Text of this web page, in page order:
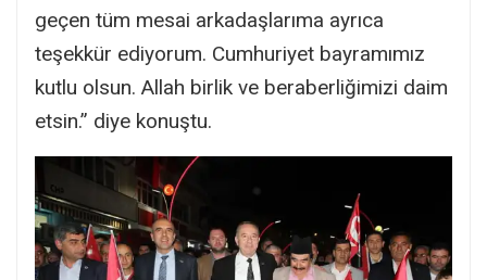
geçen tüm mesai arkadaşlarıma ayrıca
teşekkür ediyorum. Cumhuriyet bayramımız
kutlu olsun. Allah birlik ve beraberliğimizi daim
etsin.” diye konuştu.